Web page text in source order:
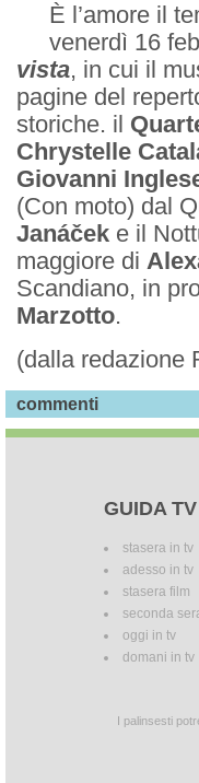
È l’amore il
venerdì 16
vista, in cui il
pagine del
storiche. il
Chrystelle
Giovanni
(Con moto) dal
Janáček e il
maggiore di
Scandiano, in
Marzotto.
(dalla redazione
commenti
GUIDA TV
stasera in tv
adesso in tv
stasera film
seconda
oggi in tv
domani in tv
I palinsesti